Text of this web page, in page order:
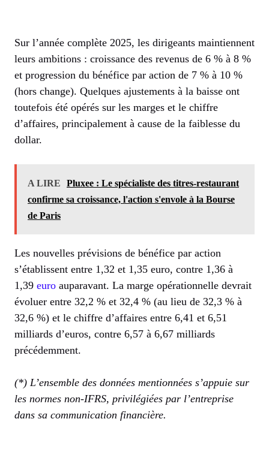
Sur l’année complète 2025, les dirigeants maintiennent
leurs ambitions : croissance des revenus de 6 % à 8 %
et progression du bénéfice par action de 7 % à 10 %
(hors change). Quelques ajustements à la baisse ont
toutefois été opérés sur les marges et le chiffre
d’affaires, principalement à cause de la faiblesse du
dollar.
A LIRE
Pluxee : Le spécialiste des titres-restaurant
confirme sa croissance, l'action s'envole à la Bourse
de Paris
Les nouvelles prévisions de bénéfice par action
s’établissent entre 1,32 et 1,35 euro, contre 1,36 à
1,39 euro auparavant. La marge opérationnelle devrait
évoluer entre 32,2 % et 32,4 % (au lieu de 32,3 % à
32,6 %) et le chiffre d’affaires entre 6,41 et 6,51
milliards d’euros, contre 6,57 à 6,67 milliards
précédemment.
(*) L’ensemble des données mentionnées s’appuie sur
les normes non-IFRS, privilégiées par l’entreprise
dans sa communication financière.